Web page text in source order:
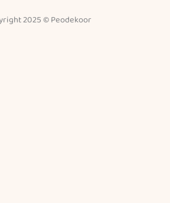
2025 © Peodekoor